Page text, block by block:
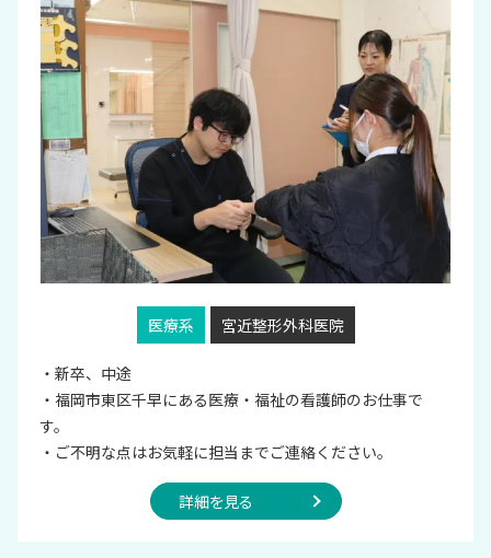
医療系 宮近整形外科医院
・新卒、中途
・福岡市東区千早にある医療・福祉の看護師のお仕事で
す。
・ご不明な点はお気軽に担当までご連絡ください。
詳細を見る